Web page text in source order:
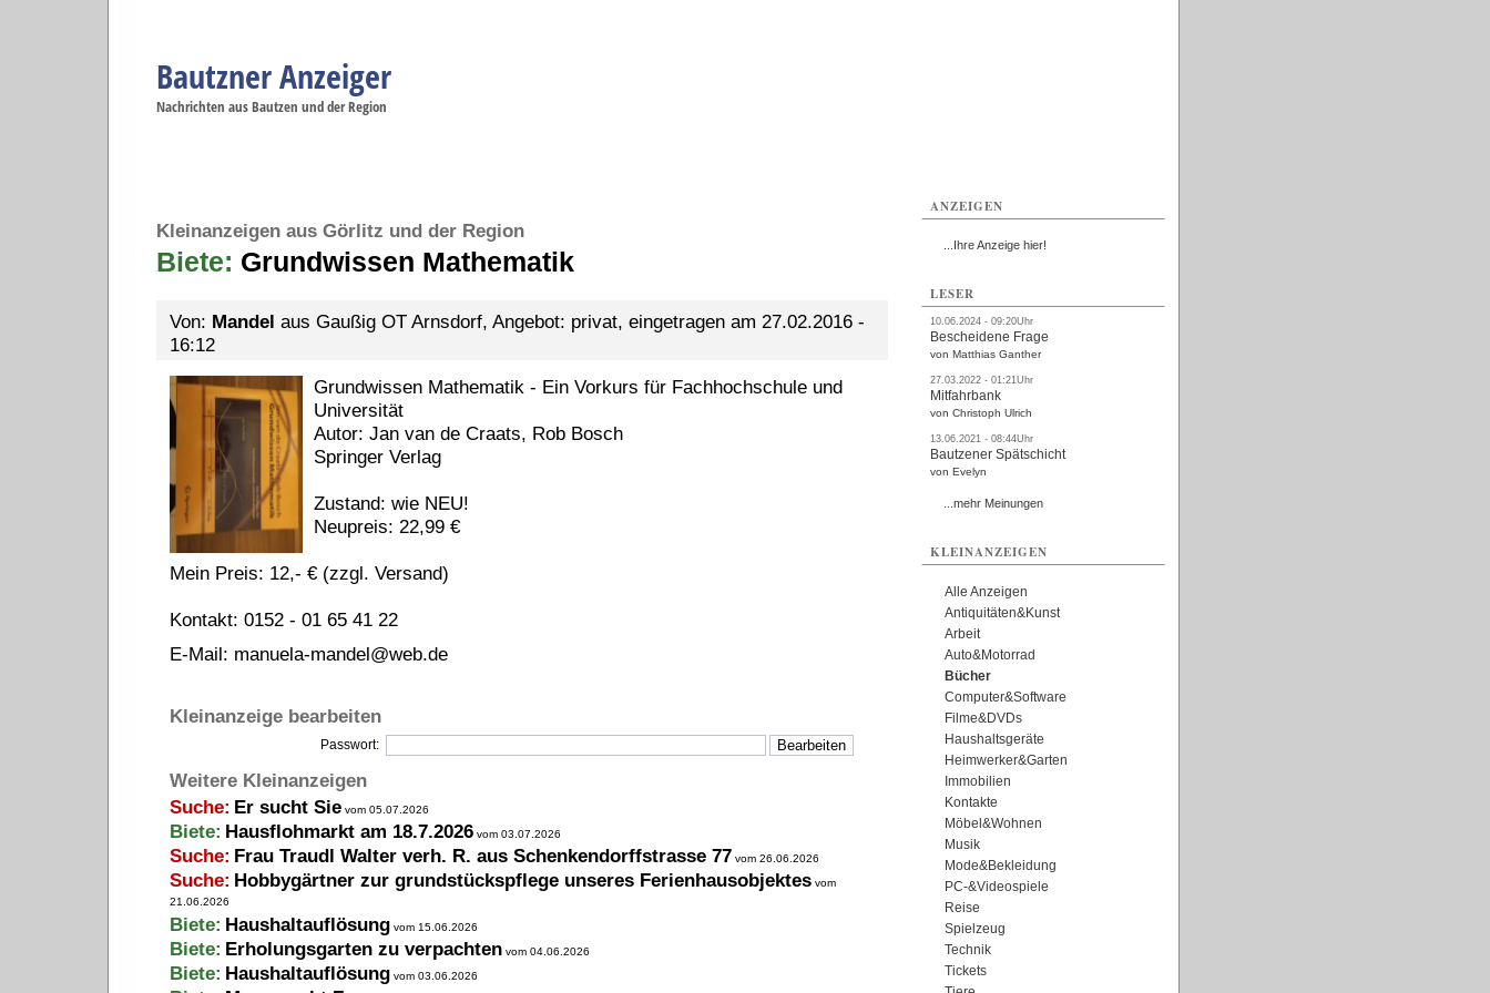
Bautzner Anzeiger
Nachrichten aus Bautzen und der Region
Kleinanzeigen aus Görlitz und der Region
Biete: Grundwissen Mathematik
Von: Mandel aus Gaußig OT Arnsdorf, Angebot: privat, eingetragen am 27.02.2016 -
16:12
Grundwissen Mathematik - Ein Vorkurs für Fachhochschule und
Universität
Autor: Jan van de Craats, Rob Bosch
Springer Verlag
Zustand: wie NEU!
Neupreis: 22,99 €
Mein Preis: 12,- € (zzgl. Versand)
Kontakt: 0152 - 01 65 41 22
E-Mail: manuela-mandel@web.de
Kleinanzeige bearbeiten
Passwort:
Weitere Kleinanzeigen
Suche: Er sucht Sie vom 05.07.2026
Biete: Hausflohmarkt am 18.7.2026 vom 03.07.2026
Suche: Frau Traudl Walter verh. R. aus Schenkendorffstrasse 77 vom 26.06.2026
Suche: Hobbygärtner zur grundstückspflege unseres Ferienhausobjektes vom
21.06.2026
Biete: Haushaltauflösung vom 15.06.2026
Biete: Erholungsgarten zu verpachten vom 04.06.2026
Biete: Haushaltauflösung vom 03.06.2026
ANZEIGEN
...Ihre Anzeige hier!
LESER
10.06.2024 - 09:20Uhr
Bescheidene Frage
von Matthias Ganther
27.03.2022 - 01:21Uhr
Mitfahrbank
von Christoph Ulrich
13.06.2021 - 08:44Uhr
Bautzener Spätschicht
von Evelyn
...mehr Meinungen
KLEINANZEIGEN
Alle Anzeigen
Antiquitäten&Kunst
Arbeit
Auto&Motorrad
Bücher
Computer&Software
Filme&DVDs
Haushaltsgeräte
Heimwerker&Garten
Immobilien
Kontakte
Möbel&Wohnen
Musik
Mode&Bekleidung
PC-&Videospiele
Reise
Spielzeug
Technik
Tickets